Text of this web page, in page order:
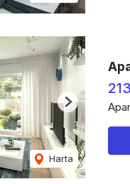
Harta
Next